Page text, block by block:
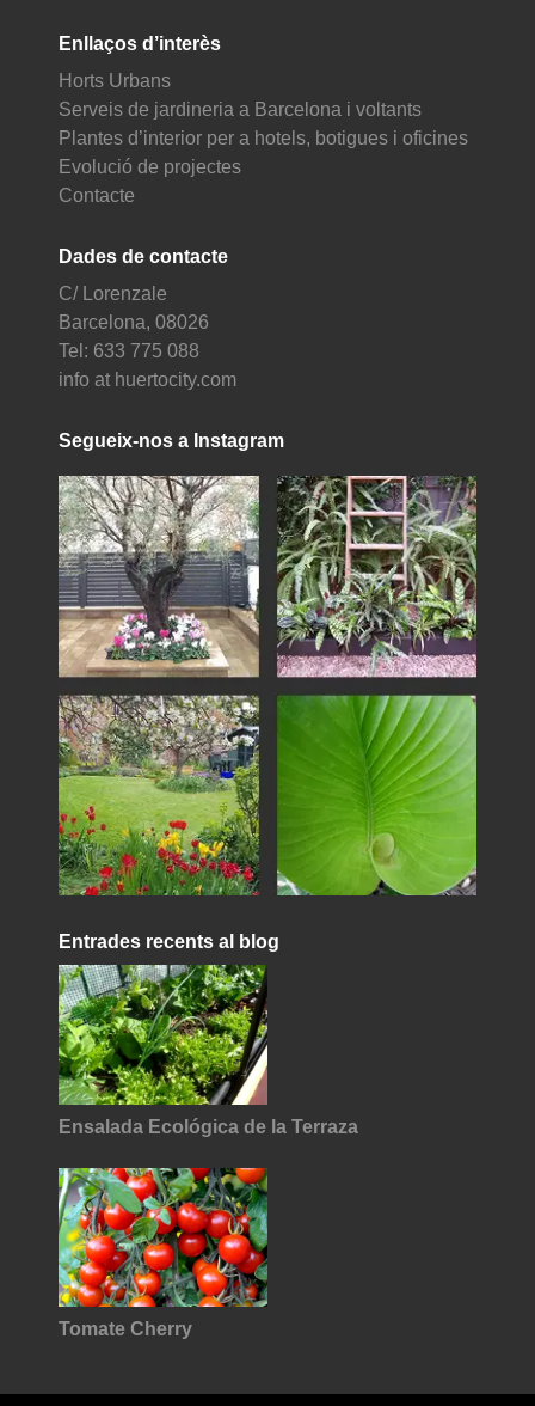
Enllaços d’interès
Horts Urbans
Serveis de jardineria a Barcelona i voltants
Plantes d’interior per a hotels, botigues i oficines
Evolució de projectes
Contacte
Dades de contacte
C/ Lorenzale
Barcelona, 08026
Tel: 633 775 088
info at huertocity.com
Segueix-nos a Instagram
Entrades recents al blog
Ensalada Ecológica de la Terraza
Tomate Cherry